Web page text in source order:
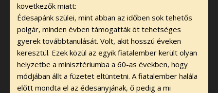
következők miatt:
Édesapánk szülei, mint abban az időben sok tehetős
polgár, minden évben támogatták öt tehetséges
gyerek továbbtanulását. Volt, akit hosszú éveken
keresztül. Ezek közül az egyik fiatalember került olyan
helyzetbe a minisztériumba a 60-as években, hogy
módjában állt a füzetet eltüntetni. A fiatalember halála
előtt mondta el az édesanyjának, ő pedig a mi